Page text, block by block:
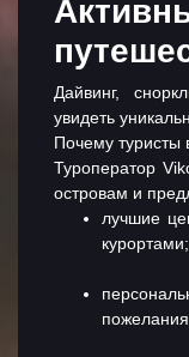
Дайвинг,
увидеть
Почему туристы
Туроператор
островам и
лучшие
курортами;